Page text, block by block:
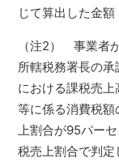
じて算出した金額
（注2） 事業者
所轄税務署長の
における課税売
等に係る消費税
上割合が95パー
税売上割合で判定